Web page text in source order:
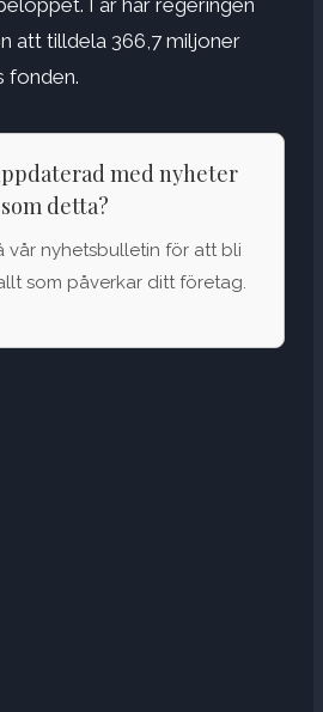
att tilldela 366,7 miljoner
fonden.
med nyheter
som detta?
vår nyhetsbulletin för att bli
som påverkar ditt företag.